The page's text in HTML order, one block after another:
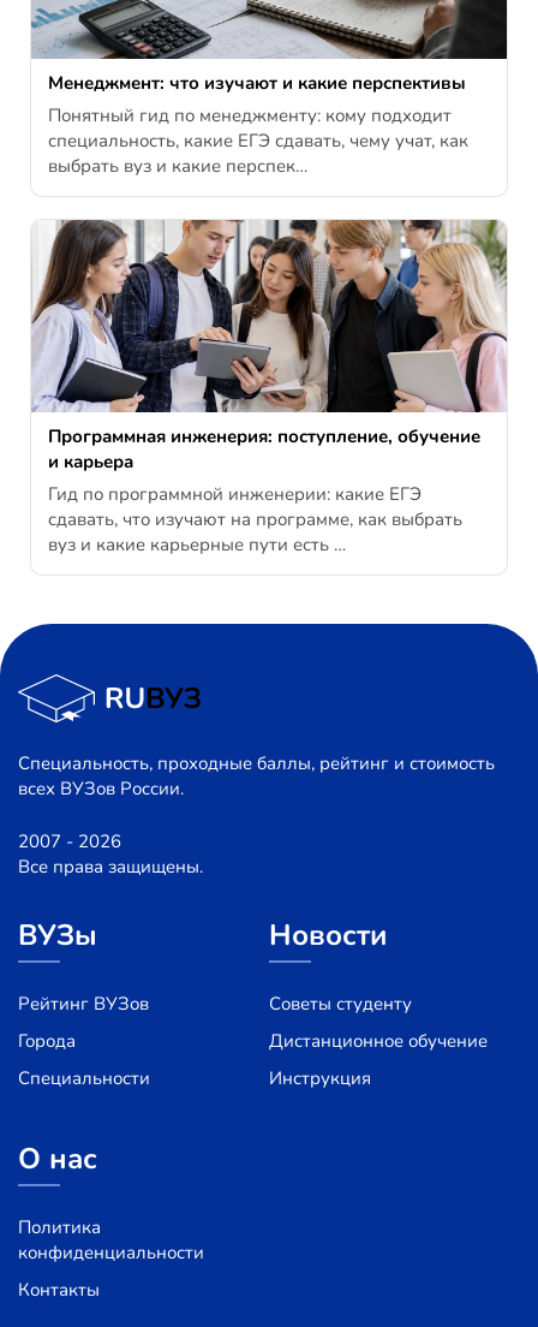
Менеджмент: что изучают и какие перспективы
Понятный гид по менеджменту: кому подходит
специальность, какие ЕГЭ сдавать, чему учат, как
выбрать вуз и какие перспек…
Программная инженерия: поступление, обучение
и карьера
Гид по программной инженерии: какие ЕГЭ
сдавать, что изучают на программе, как выбрать
вуз и какие карьерные пути есть …
Специальность, проходные баллы, рейтинг и стоимость
всех ВУЗов России.
2007 - 2026
Все права защищены.
ВУЗы
Рейтинг ВУЗов
Города
Специальности
Новости
Советы студенту
Дистанционное обучение
Инструкция
О нас
Политика
конфиденциальности
Контакты